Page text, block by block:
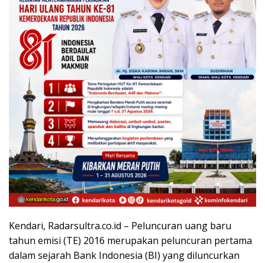
Kendari, Radarsultra.co.id – Peluncuran uang baru
tahun emisi (TE) 2016 merupakan peluncuran pertama
dalam sejarah Bank Indonesia (BI) yang diluncurkan